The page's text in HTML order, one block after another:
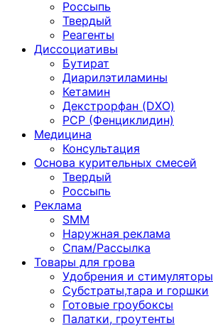
Россыпь
Твердый
Реагенты
Диссоциативы
Бутират
Диарилэтиламины
Кетамин
Декстрорфан (DXO)
PCP (Фенциклидин)
Медицина
Консультация
Основа курительных смесей
Твердый
Россыпь
Реклама
SMM
Наружная реклама
Спам/Рассылка
Товары для грова
Удобрения и стимуляторы
Субстраты,тара и горшки
Готовые гроубоксы
Палатки, гроутенты